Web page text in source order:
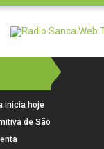
inicia hoje
especial
de história.
de São